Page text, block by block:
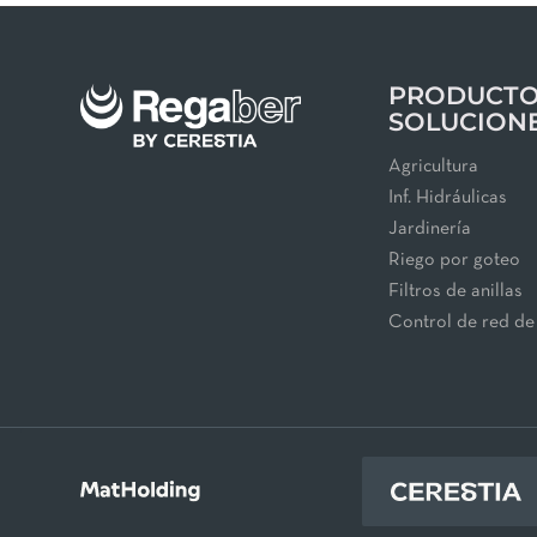
Agricultura
Inf. Hidráulicas
Jardinería
Riego por goteo
Filtros de anillas
Control de red de